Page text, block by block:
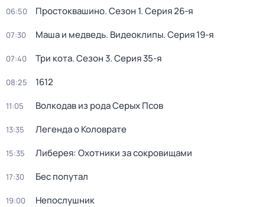
06:50 Простоквашино. Сезон 1. Серия 26-я
07:30 Маша и медведь. Видеоклипы. Серия 19-я
07:40 Три кота. Сезон 3. Серия 35-я
08:25 1612
11:05 Волкодав из рода Серых Псов
13:35 Легенда о Коловрате
15:35 Либерея: Охотники за сокровищами
17:30 Бес попутал
19:00 Непослушник